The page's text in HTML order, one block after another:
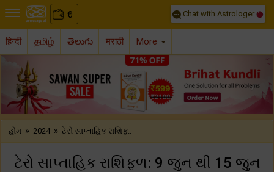
₹
0 Chat with Astrologer
हिन्दी தமிழ் తెలుగు मराठी More
Previous
હોમ » 2024 » ટેરો સાપ્તાહિક રાશિફ..
ટેરો સાપ્તાહિક રાશિફળ: 9 જુન થી 15 જુન